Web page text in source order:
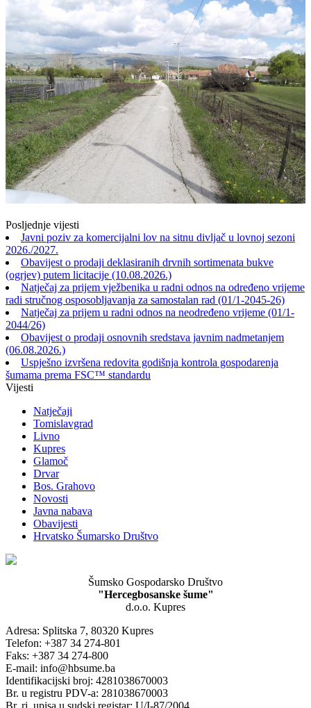
Posljednje vijesti
Javni poziv za komercijalni lov na sitnu divljač u lovnoj sezoni
2026./2027.
Obavijest o prodaji deklasiranih drvnih sortimenata bukve
(ogrjev) putem licitacije (10.08.2026.)
Natječaj za prijem vježbenika u radni odnos na određeno vrijeme
radi stručnog osposobljavanja za samostalan rad (01/1-2045-26)
Natječaj za prijem u radni odnos na neodređeno vrijeme (01/1-
2044/26)
Obavijest o prodaji osnovnih sredstava javnim nadmetanjem
(06.08.2026.)
Uspješno izvršena redovita godišnja kontrola gospodarenja
šumama prema FSC™ standardu
Vijesti
Natječaji
Tomislavgrad
Livno
Kupres
Glamoč
Drvar
Bos. Grahovo
Novosti
Javna nabava
Obavijesti
Hrvatsko Šumarsko Društvo
Šumsko Gospodarsko Društvo
"Hercegbosanske šume"
d.o.o. Kupres
Adresa: Splitska 7, 80320 Kupres
Telefon: +387 34 274-801
Faks: +387 34 274-800
E-mail: info@hbsume.ba
Identifikacijski broj: 4281038670003
Br. u registru PDV-a: 281038670003
Br. rj. upisa u sudski registar: U/I-87/2004